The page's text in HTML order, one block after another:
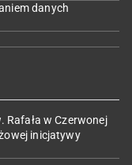
danych
Rafała w Czerwonej
inicjatywy